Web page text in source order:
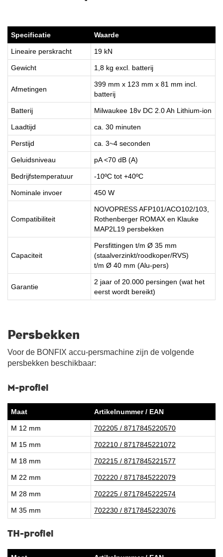
Specificatie Waarde
Lineaire perskracht 19 kN
Gewicht 1,8 kg excl. batterij
Afmetingen
399 mm x 123 mm x 81 mm incl.
batterij
Batterij Milwaukee 18v DC 2.0 Ah Lithium-ion
Laadtijd ca. 30 minuten
Perstijd ca. 3~4 seconden
Geluidsniveau pA <70 dB (A)
Bedrijfstemperatuur -10ºC tot +40ºC
Nominale invoer 450 W
Compatibiliteit
NOVOPRESS AFP101/ACO102/103,
Rothenberger ROMAX en Klauke
MAP2L19 persbekken
Capaciteit
Persfittingen t/m Ø 35 mm
(staalverzinkt/roodkoper/RVS)
t/m Ø 40 mm (Alu-pers)
Garantie
2 jaar of 20.000 persingen (wat het
eerst wordt bereikt)
Persbekken
Voor de BONFIX accu-persmachine zijn de volgende
persbekken beschikbaar:
M-profiel
Maat Artikelnummer / EAN
M 12 mm 702205 / 8717845220570
M 15 mm 702210 / 8717845221072
M 18 mm 702215 / 8717845221577
M 22 mm 702220 / 8717845222079
M 28 mm 702225 / 8717845222574
M 35 mm 702230 / 8717845223076
TH-profiel